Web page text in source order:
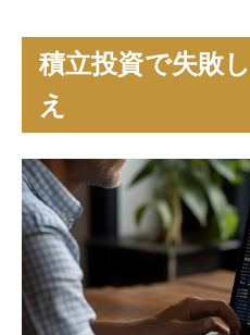
積立投資で失敗
え